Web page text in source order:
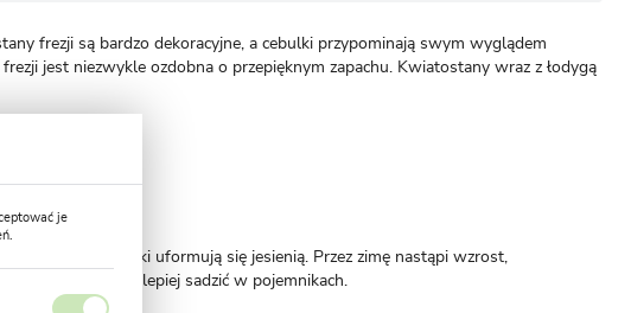
frezji są bardzo dekoracyjne, a cebulki przypominają swym wyglądem
jest niezwykle ozdobna o przepięknym zapachu. Kwiatostany wraz z łodygą
oraz kiełki uformują się jesienią. Przez zimę nastąpi wzrost,
na mróz, najlepiej sadzić w pojemnikach.
je